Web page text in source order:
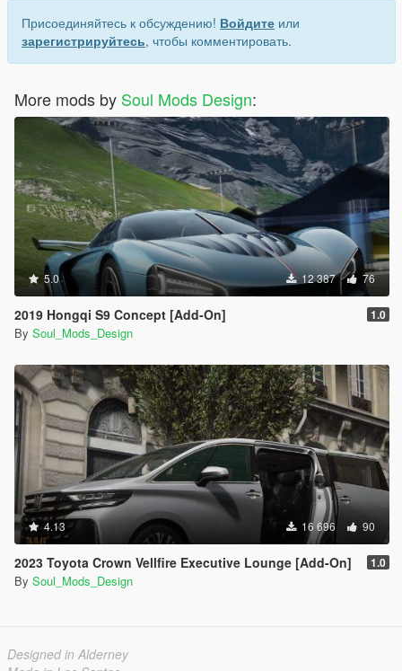
Присоединяйтесь к обсуждению! Войдите или
зарегистрируйтесь, чтобы комментировать.
More mods by Soul Mods Design:
5.0 12 387 76
2019 Hongqi S9 Concept [Add-On] 1.0
By Soul_Mods_Design
4.13 16 696 90
2023 Toyota Crown Vellfire Executive Lounge [Add-On] 1.0
By Soul_Mods_Design
Designed in Alderney